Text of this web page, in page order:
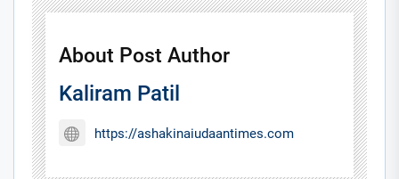
About Post Author
Kaliram Patil
https://ashakinaiudaantimes.com